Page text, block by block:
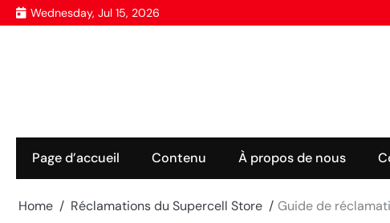
Skip
to
Wednesday, Jul 15, 2026
Page d’accueil Contenu À propos de nous
Home Réclamations du Supercell Store Guide de